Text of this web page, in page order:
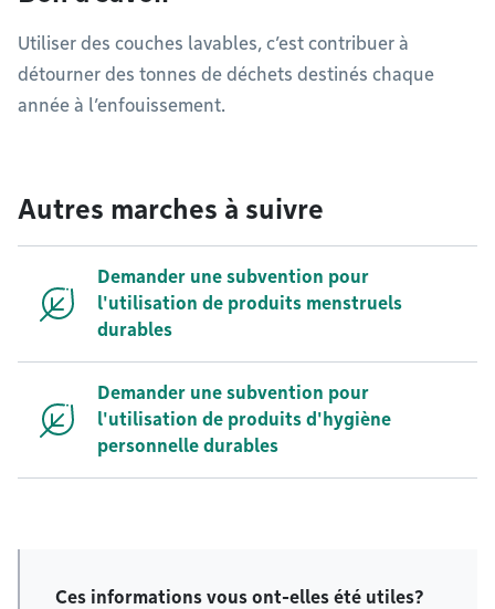
Utiliser des couches lavables, c’est contribuer à
détourner des tonnes de déchets destinés chaque
année à l’enfouissement.
Autres marches à suivre
Demander une subvention pour
l'utilisation de produits menstruels
durables
Demander une subvention pour
l'utilisation de produits d'hygiène
personnelle durables
Ces informations vous ont-elles été utiles?